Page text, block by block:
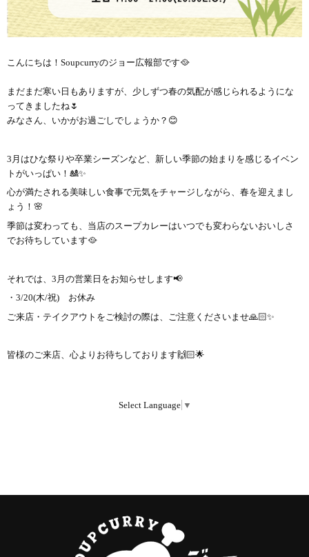
こんにちは！Soupcurryのジョー広報部です🥘
まだまだ寒い日もありますが、少しずつ春の気配が感じられるようにな
ってきましたね🌷
みなさん、いかがお過ごしでしょうか？😊
3月はひな祭りや卒業シーズンなど、新しい季節の始まりを感じるイベン
トがいっぱい！🎎✨
心が満たされる美味しい食事で元気をチャージしながら、春を迎えまし
ょう！🌸
季節は変わっても、当店のスープカレーはいつでも変わらないおいしさ
でお待ちしています🥘
それでは、3月の営業日をお知らせします📢
・3/20(木/祝) お休み
ご来店・テイクアウトをご検討の際は、ご注意くださいませ🙏🏻✨
皆様のご来店、心よりお待ちしております🙌🏻🌟
Select Language ▼